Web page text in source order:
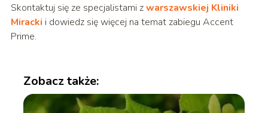
Skontaktuj się ze specjalistami zwarszawskiej Kliniki
Miracki i dowiedz się więcej na temat zabiegu Accent
Prime.
Zobacz także: